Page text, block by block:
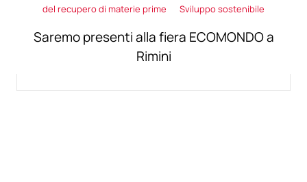
del recupero di materie prime
Sviluppo sostenibile
Saremo presenti alla fiera ECOMONDO a
Rimini